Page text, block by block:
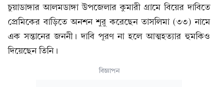
চুয়াডাঙ্গার আলমডাঙ্গা উপজেলার কুমারী গ্রামে বিয়ের দাবিতে
প্রেমিকের বাড়িতে অনশন শুরু করেছেন তাসলিমা (৩৩) নামে
এক সন্তানের জননী। দাবি পূরণ না হলে আত্মহত্যার হুমকিও
দিয়েছেন তিনি।
বিজ্ঞাপন